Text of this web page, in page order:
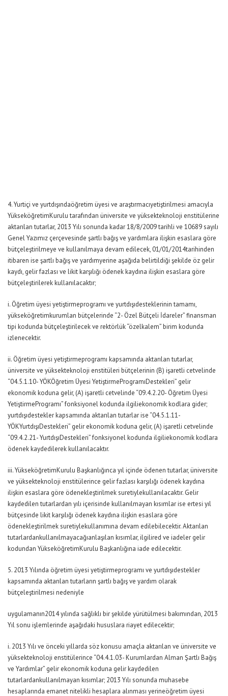
4. Yurtiçi ve yurtdışındaöğretim üyesi ve araştırmacıyetiştirilmesi amacıyla
YükseköğretimKurulu tarafından üniversite ve yüksekteknoloji enstitülerine
aktarılan tutarlar, 2013 Yılı sonunda kadar 18/8/2009 tarihli ve 10689 sayılı
Genel Yazımız çerçevesinde şartlı bağış ve yardımlara ilişkin esaslara göre
bütçeleştirilmeye ve kullanılmaya devam edilecek, 01/01/2014tarihinden
itibaren ise şartlı bağış ve yardımyerine aşağıda belirtildiği şekilde öz gelir
kaydı, gelir fazlası ve likit karşılığı ödenek kaydına ilişkin esaslara göre
bütçeleştirilerek kullanılacaktır;
i. Öğretim üyesi yetiştirmeprogramı ve yurtdışıdesteklerinin tamamı,
yükseköğretimkurumlan bütçelerinde “2- Özel Bütçeli İdareler” finansman
tipi kodunda bütçeleştirilecek ve rektörlük “özelkalem” birim kodunda
izlenecektir.
ii. Öğretim üyesi yetiştirmeprogramı kapsamında aktarılan tutarlar,
üniversite ve yüksekteknoloji enstitüleri bütçelerinin (B) işaretli cetvelinde
“04.5.1.10- YÖKÖğretim Üyesi YetiştirmeProgramıDestekleri” gelir
ekonomik koduna gelir, (A) işaretli cetvelinde “09.4.2.20- Öğretim Üyesi
YetiştirmeProgramı” fonksiyonel kodunda ilgiliekonomik kodlara gider;
yurtdışıdestekler kapsamında aktarılan tutarlar ise “04.5.1.11-
YÖKYurtdışıDestekleri” gelir ekonomik koduna gelir, (A) işaretli cetvelinde
“09.4.2.21- YurtdışıDestekleri” fonksiyonel kodunda ilgiliekonomik kodlara
ödenek kaydedilerek kullanılacaktır.
iii. YükseköğretimKurulu Başkanlığınca yıl içinde ödenen tutarlar, üniversite
ve yüksekteknoloji enstitülerince gelir fazlası karşılığı ödenek kaydına
ilişkin esaslara göre ödenekleştirilmek suretiylekullanılacaktır. Gelir
kaydedilen tutarlardan yılı içerisinde kullanılmayan kısımlar ise ertesi yıl
bütçesinde likit karşılığı ödenek kaydına ilişkin esaslara göre
ödenekleştirilmek suretiylekullanımına devam edilebilecektir. Aktarılan
tutarlardankullanılmayacağıanlaşılan kısımlar, ilgilired ve iadeler gelir
kodundan YükseköğretimKurulu Başkanlığına iade edilecektir.
5. 2013 Yılında öğretim üyesi yetiştirmeprogramı ve yurtdışıdestekler
kapsamında aktarılan tutarların şartlı bağış ve yardım olarak
bütçeleştirilmesi nedeniyle
uygulamanın2014 yılında sağlıklı bir şekilde yürütülmesi bakımından, 2013
Yıl sonu işlemlerinde aşağıdaki hususlara riayet edilecektir;
i. 2013 Yılı ve önceki yıllarda söz konusu amaçla aktarılan ve üniversite ve
yüksekteknoloji enstitülerince “04.4.1.03- Kurumlardan Alman Şartlı Bağış
ve Yardımlar” gelir ekonomik koduna gelir kaydedilen
tutarlardankullanılmayan kısımlar; 2013 Yılı sonunda muhasebe
hesaplarında emanet nitelikli hesaplara alınması yerineöğretim üyesi